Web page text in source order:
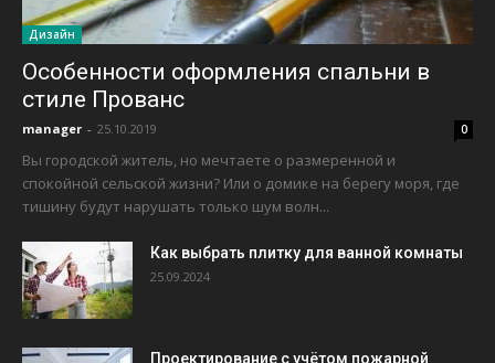
Дизайн
Особенности оформления спальни в
стиле Прованс
manager - 25.10.2019 0
Вы городской житель, но мечтаете о размеренной и
спокойной сельской жизни? Или о домике на берегу моря, где
тишину будут нарушать только шум волн...
Как выбрать плитку для ванной комнаты
25.09.2024
Проектирование с учётом пожарной